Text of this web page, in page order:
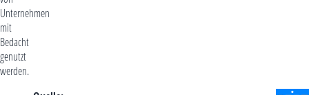
Unternehmen
mit
Bedacht
genutzt
werden.